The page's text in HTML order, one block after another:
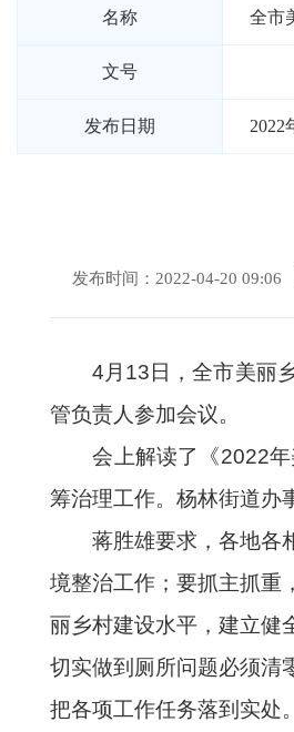
名称 全市
文号
发布日期 2022
发布时间：2022-04-20 09:06
4月13日，全市美丽
管负责人参加会议。
会上解读了《2022年美
筹治理工作。 杨林街道办
蒋胜雄要求，各地各相
境整治工作；要抓主抓重
丽乡村建设水平，建立健
切实做到厕所问题必须清
把各项工作任务落到实处。